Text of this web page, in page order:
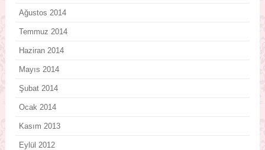
Ağustos 2014
Temmuz 2014
Haziran 2014
Mayıs 2014
Şubat 2014
Ocak 2014
Kasım 2013
Eylül 2012